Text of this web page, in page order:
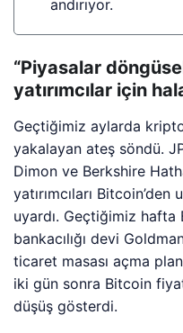
andırıyor.
“Piyasalar
yatırımcılar için
Geçtiğimiz aylarda kripto
yakalayan ateş söndü.
Dimon ve Berkshire
yatırımcıları
uyardı. Geçtiğimiz hafta
bankacılığı devi
ticaret masası açma
iki gün sonra Bitcoin
düşüş gösterdi.